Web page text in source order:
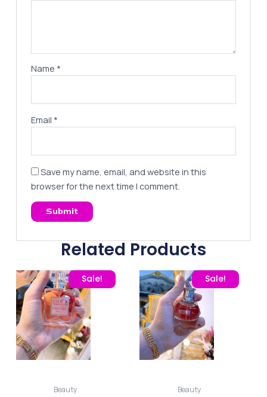
Name *
Email *
Save my name, email, and website in this
browser for the next time I comment.
Related Products
Sale!
Beauty
Original price was: 260,00 EGP.
Current price is: 195,00 EGP. Sale!
Beauty
Original price was:
Current